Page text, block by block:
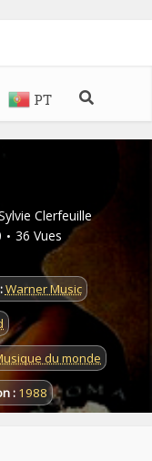
PT
Clerfeuille
36 Vues
Warner Music
du monde
: 1988